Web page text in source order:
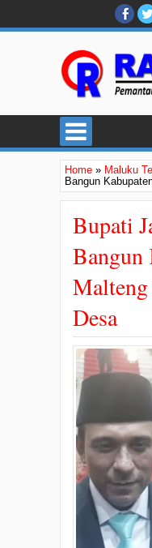
Home » Maluku
Bangun
Bupati
Bangun
Desa